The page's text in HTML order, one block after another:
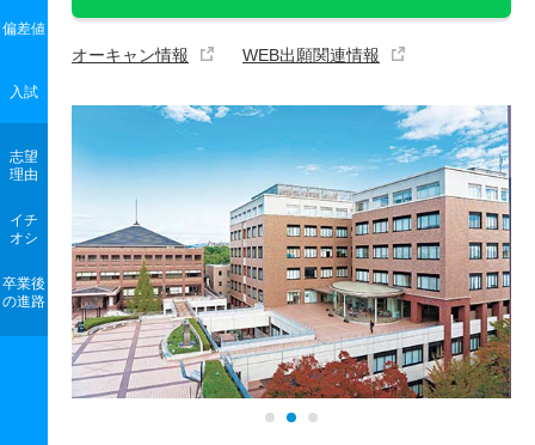
オーキャン情報 WEB出願関連情報
偏差値
入試
志望
理由
イチ
オシ
卒業後
の進路